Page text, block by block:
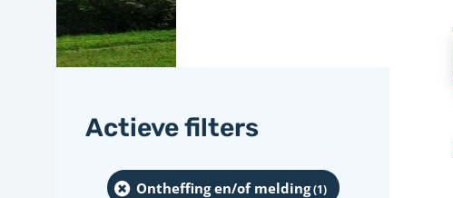
Actieve filters
Ontheffing en/of melding(1)